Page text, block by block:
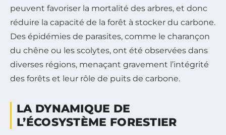
peuvent favoriser la mortalité des arbres, et donc
réduire la capacité de la forêt à stocker du carbone.
Des épidémies de parasites, comme le charançon
du chêne ou les scolytes, ont été observées dans
diverses régions, menaçant gravement l’intégrité
des forêts et leur rôle de puits de carbone.
LA DYNAMIQUE DE
L’ÉCOSYSTÈME FORESTIER